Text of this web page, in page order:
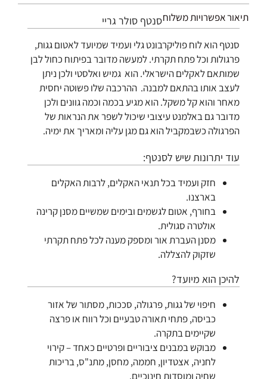
תיאוראפשרויות משלוחסנטף סולר גריי
סנטף הוא לוח פוליקרבונט גלי ועמיד שמיועד לאטום גגות,
פרגולות וכל פתח תקרתי. למעשה מדובר בפיתוח כחול לבן
שמותאם לאקלים הישראלי. הוא גמיש ואלסטי ולכן ניתן
לעצב אותו בהתאם למבנה. ההרכבה שלו פשוטה יחסית
מאחר והוא קל משקל. הוא מגיע בכמה וכמה גוונים ולכן
מדובר גם באלמנט עיצובי שיכול לשפר את הנראות של
הפרגולה כשבמקביל הוא גם מגן עליה ומאריך את ימיה.
עוד יתרונות שיש לסנטף:
חזק ועמיד בכל תנאי האקלים, לרבות האקלים
בארצנו.
בחורף, אטום לגשמים ובימים שמשיים מסנן קרינה
אולטרה סגולית.
מסנן העברת אור ומספק מענה לכל פתח תקרתי
שזקוק להצללה.
להיכן הוא מיועד?
חיפוי של גגות, פרגולה, סככות, מסתור של אזור
כביסה, פתחי תאורה טבעיים וכל רווח או פרצה
שקיימים בתקרה.
מבוקש במבנים ציבוריים ופרטיים כאחד – קירוי
לחניה, אצטדיון, חממה, מחסן, מתנ"ס, בריכות
שחיה ומוסדות חינוכיים.